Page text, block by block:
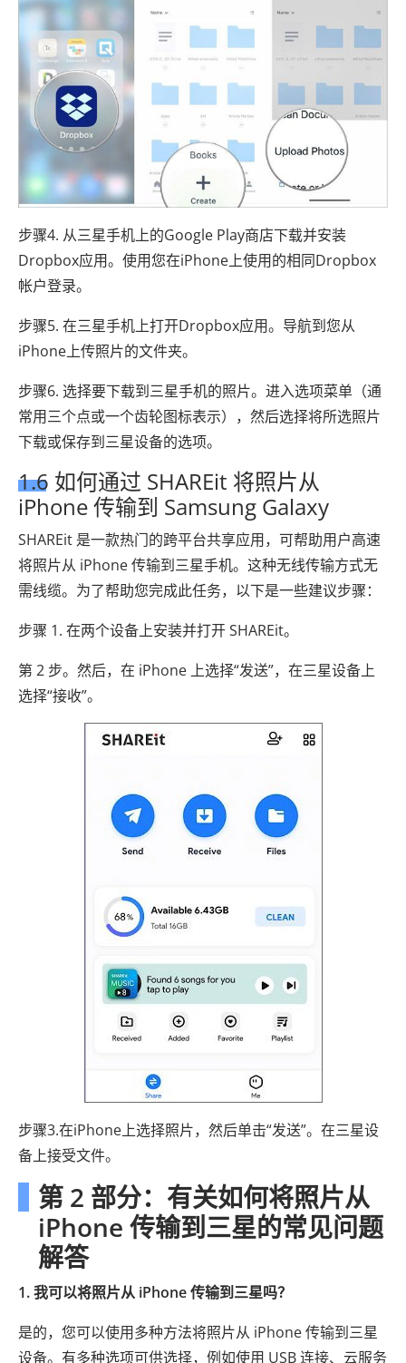
步骤4. 从三星手机上的Google Play商店下载并安装
Dropbox应用。使用您在iPhone上使用的相同Dropbox
帐户登录。
步骤5. 在三星手机上打开Dropbox应用。导航到您从
iPhone上传照片的文件夹。
步骤6. 选择要下载到三星手机的照片。进入选项菜单（通
常用三个点或一个齿轮图标表示），然后选择将所选照片
下载或保存到三星设备的选项。
1.6 如何通过 SHAREit 将照片从
iPhone 传输到 Samsung Galaxy
SHAREit 是一款热门的跨平台共享应用，可帮助用户高速
将照片从 iPhone 传输到三星手机。这种无线传输方式无
需线缆。为了帮助您完成此任务，以下是一些建议步骤：
步骤 1. 在两个设备上安装并打开 SHAREit。
第 2 步。然后，在 iPhone 上选择“发送”，在三星设备上
选择“接收”。
步骤3.在iPhone上选择照片，然后单击“发送”。在三星设
备上接受文件。
第 2 部分：有关如何将照片从
iPhone 传输到三星的常见问题
解答
1. 我可以将照片从 iPhone 传输到三星吗？
是的，您可以使用多种方法将照片从 iPhone 传输到三星
设备。有多种选项可供选择，例如使用 USB 连接、云服务